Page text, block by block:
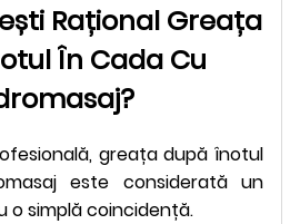
Rațional Greața
În Cada Cu
greața după înotul
este considerată un
o simplă coincidență.